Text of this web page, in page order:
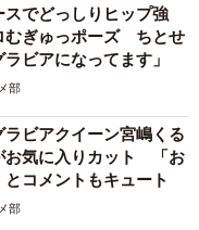
は1本だったけど、今
洗濯時も大して不便じ
！！
e9xl2D93r9
トレーター/MD,PhD
でどっしりヒップ強
ぎゅっポーズ ちとせ
ビアになってます」
部
ビアクイーン宮嶋くる
気に入りカット 「お
コメントもキュート
部